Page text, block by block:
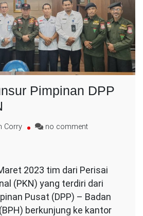
Pimpinan DPP
Corry no commenton
DPP
PKN
BNN
2023 tim dari Perisai
(PKN) yang terdiri dari
Pusat (DPP) – Badan
berkunjung ke kantor